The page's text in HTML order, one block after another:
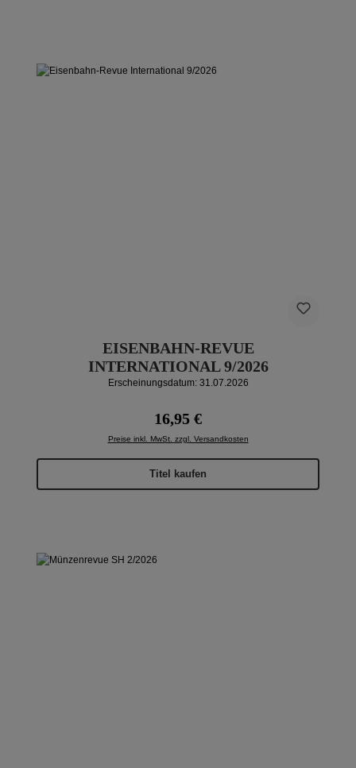
EISENBAHN-REVUE
INTERNATIONAL 9/2026
Erscheinungsdatum: 31.07.2026
Regulärer Preis:
16,95 €
Preise inkl. MwSt. zzgl. Versandkosten
Titel kaufen